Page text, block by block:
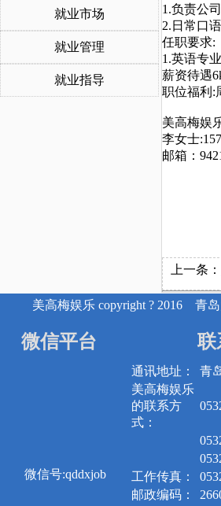
就业市场
就业管理
就业指导
1.负责公
2.日常口
任职要求:
1.英语专
薪资待遇
职位福利:
美高梅娱
李女士
邮箱：
上一条：
美高梅娱乐 copyright ? 2016 青
微信平台
微信号:qddxjob
联
通讯地址：
青
美高梅娱乐
的联系方
式：
工作传真：
邮政编码：